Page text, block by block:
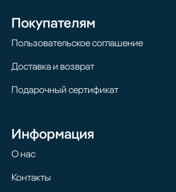
Покупателям
Пользовательское соглашение
Доставка и возврат
Подарочный сертификат
Информация
О нас
Контакты